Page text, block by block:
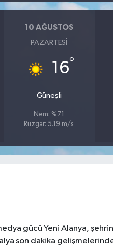
10 AĞUSTOS
PAZARTESI
16°
Güneşli
Nem: %71
Rüzgar: 5.19 m/s
gücü Yeni Alanya, şehrin
son dakika